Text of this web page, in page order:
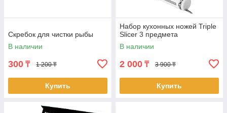
Скребок для чистки рыбы
В наличии
300 ₸ 1 200 ₸
Купить
Набор кухонных ножей Triple
Slicer 3 предмета
В наличии
2 000 ₸ 3 900 ₸
Купить